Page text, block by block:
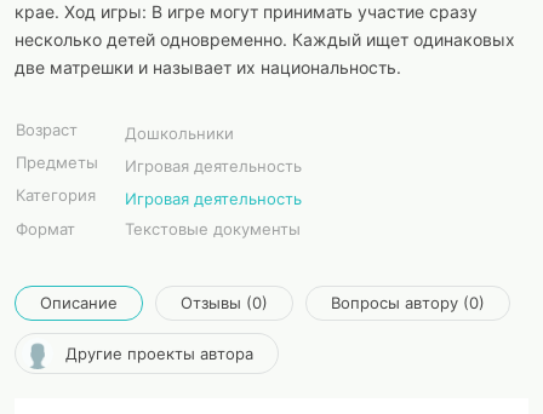
крае. Ход игры: В игре могут принимать участие сразу
несколько детей одновременно. Каждый ищет одинаковых
две матрешки и называет их национальность.
Возраст
Дошкольники
Предметы
Игровая деятельность
Категория
Игровая деятельность
Формат
Текстовые документы
Описание Отзывы (0) Вопросы автору (0)
Другие проекты автора